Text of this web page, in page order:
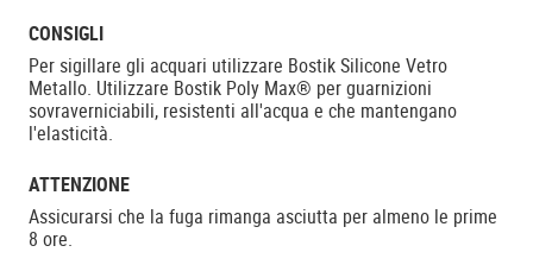
CONSIGLI
Per sigillare gli acquari utilizzare Bostik Silicone Vetro
Metallo. Utilizzare Bostik Poly Max® per guarnizioni
sovraverniciabili, resistenti all'acqua e che mantengano
l'elasticità.
ATTENZIONE
Assicurarsi che la fuga rimanga asciutta per almeno le prime
8 ore.